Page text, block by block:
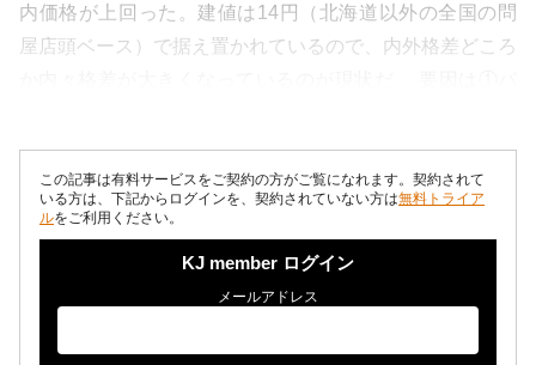
内価格が上回った。建値は14円（北海道以外の全国の問
屋店頭ベース）で据え置かれているので、内外格差どころ
この記事は有料サービスをご契約の方がご覧になれます。契約されて
いる方は、下記からログインを、契約されていない方は無料トライア
ルをご利用ください。
KJ member ログイン
メールアドレス